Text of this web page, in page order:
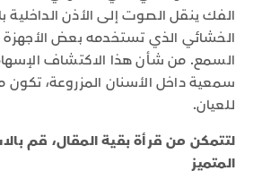
الفك ينقل الصوت إلى الأذن الداخلية
الخشائي الذي تستخدمه بعض
السمع. من شأن هذا الاكتشاف
سمعية داخل الأسنان المزروعة، تكون
للعيان.
لتتمكن من قرأة بقية المقال، قم
المتميز